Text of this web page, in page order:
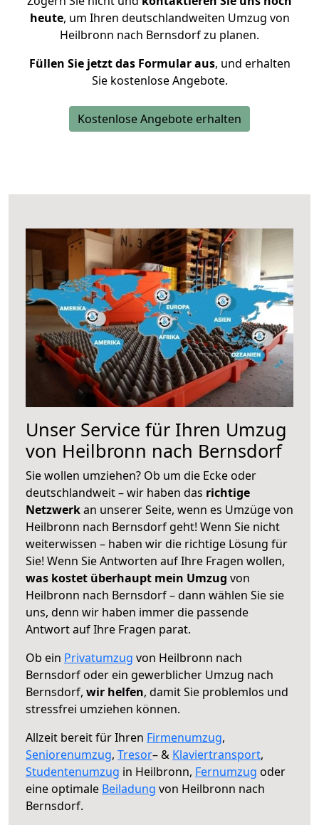
heute, um Ihren deutschlandweiten Umzug von
Heilbronn nach Bernsdorf zu planen.
Füllen Sie jetzt das Formular aus, und erhalten
Sie kostenlose Angebote.
Kostenlose Angebote erhalten
Unser Service für Ihren Umzug
von Heilbronn nach Bernsdorf
Sie wollen umziehen? Ob um die Ecke oder
deutschlandweit – wir haben das richtige
Netzwerkan unserer Seite, wenn es Umzüge von
Heilbronn nach Bernsdorf geht! Wenn Sie nicht
weiterwissen – haben wir die richtige Lösung für
Sie! Wenn Sie Antworten auf Ihre Fragen wollen,
was kostet überhaupt mein Umzug von
Heilbronn nach Bernsdorf – dann wählen Sie sie
uns, denn wir haben immer die passende
Antwort auf Ihre Fragen parat.
Ob ein Privatumzug von Heilbronn nach
Bernsdorf oder ein gewerblicher Umzug nach
Bernsdorf, wir helfen, damit Sie problemlos und
stressfrei umziehen können.
Allzeit bereit für Ihren Firmenumzug,
Seniorenumzug, Tresor– & Klaviertransport,
Studentenumzug in Heilbronn, Fernumzug oder
eine optimale Beiladung von Heilbronn nach
Bernsdorf.